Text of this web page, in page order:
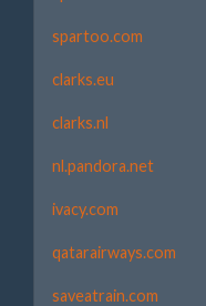
spartoo.com
clarks.eu
clarks.nl
nl.pandora.net
ivacy.com
qatarairways.com
saveatrain.com